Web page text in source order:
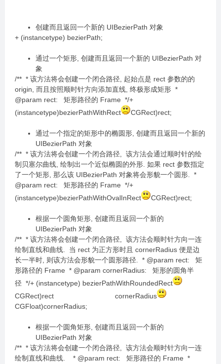
创建而且返回一个新的 UIBezierPath 对象
+ (instancetype) bezierPath;
通过一个矩形, 创建而且返回一个新的 UIBezierPath 对
象
/** * 该方法将会创建一个闭合路径, 起始点是 rect 参数的的
origin, 而且按照顺时针方向添加直线, 终极形成矩形 *
@param rect: 矩形路径的 Frame */+
(instancetype)bezierPathWithRect
CGRect)rect;
通过一个指定的矩形中的椭圆形, 创建而且返回一个新的
UIBezierPath 对象
/** * 该方法将会创建一个闭合路径, 该方法会通过顺时针的绘
制贝塞尔曲线, 绘制出一个近似椭圆的外形. 如果 rect 参数指定
了一个矩形, 那么该 UIBezierPath 对象将会形貌一个圆形. *
@param rect: 矩形路径的 Frame */+
(instancetype)bezierPathWithOvalInRect
CGRect)rect;
根据一个圆角矩形, 创建而且返回一个新的
UIBezierPath 对象
/** * 该方法将会创建一个闭合路径, 该方法会顺时针方向一连
绘制直线和曲线. 当 rect 为正方形时且 cornerRadius 便是边
长一半时, 则该方法会形貌一个圆形路径. * @param rect: 矩
形路径的 Frame * @param cornerRadius: 矩形的圆角半
径 */+ (instancetype) bezierPathWithRoundedRect
CGRect)rect cornerRadius
CGFloat)cornerRadius;
根据一个圆角矩形, 创建而且返回一个新的
UIBezierPath 对象
/** * 该方法将会创建一个闭合路径, 该方法会顺时针方向一连
绘制直线和曲线. * @param rect: 矩形路径的 Frame *